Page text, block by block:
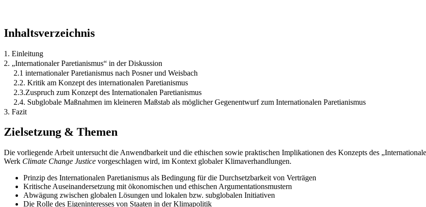
Inhaltsverzeichnis
1. Einleitung
2. „Internationaler Paretianismus“ in der Diskussion
2.1 internationaler Paretianismus nach Posner und Weisbach
2.2. Kritik am Konzept des internationalen Paretianismus
2.3.Zuspruch zum Konzept des Internationalen Paretianismus
2.4. Subglobale Maßnahmen im kleineren Maßstab als möglicher Gegenentwurf zum Internationalen Paretianismus
3. Fazit
Zielsetzung & Themen
Die vorliegende Arbeit untersucht die Anwendbarkeit und die ethischen sowie praktischen Implikationen des Konzepts des
Werk Climate Change Justice vorgeschlagen wird, im Kontext globaler Klimaverhandlungen.
Prinzip des Internationalen Paretianismus als Bedingung für die Durchsetzbarkeit von Verträgen
Kritische Auseinandersetzung mit ökonomischen und ethischen Argumentationsmustern
Abwägung zwischen globalen Lösungen und lokalen bzw. subglobalen Initiativen
Die Rolle des Eigeninteresses von Staaten in der Klimapolitik